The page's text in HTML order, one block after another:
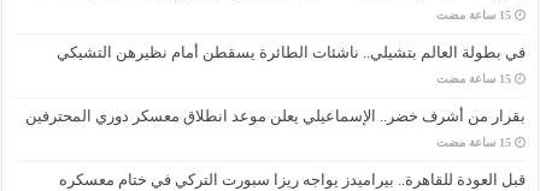
‏15 ساعة مضت
في بطولة العالم بتشيلي.. ناشئات الطائرة يسقطن أمام نظيرهن التشيكي
‏15 ساعة مضت
بقرار من أشرف خضر.. الإسماعيلي يعلن موعد انطلاق معسكر دوري المحترفين
‏15 ساعة مضت
قبل العودة للقاهرة.. بيراميدز يواجه ريزا سبورت التركي في ختام معسكره